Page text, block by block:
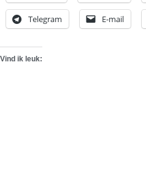
Telegram E-mail
Vind ik leuk: